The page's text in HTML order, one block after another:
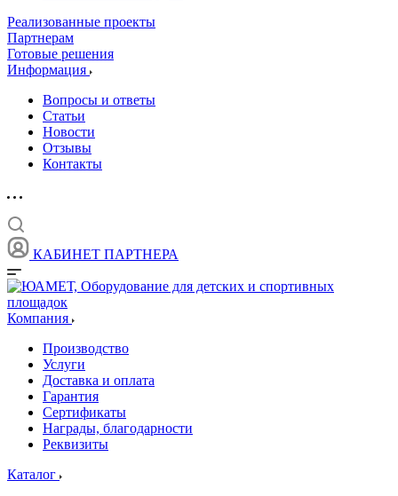
Реализованные проекты
Партнерам
Готовые решения
Информация
Вопросы и ответы
Статьи
Новости
Отзывы
Контакты
КАБИНЕТ ПАРТНЕРА
Компания
Производство
Услуги
Доставка и оплата
Гарантия
Сертификаты
Награды, благодарности
Реквизиты
Каталог